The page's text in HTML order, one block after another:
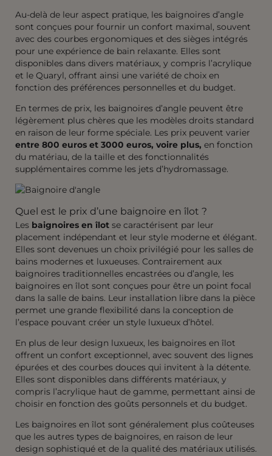
Au-delà de leur aspect pratique, les baignoires d’angle
sont conçues pour fournir un confort maximal, souvent
avec des courbes ergonomiques et des sièges intégrés
pour une expérience de bain relaxante. Elles sont
disponibles dans divers matériaux, y compris l’acrylique
et le Quaryl, offrant ainsi une variété de choix en
fonction des préférences personnelles et du budget.
En termes de prix, les baignoires d’angle peuvent être
légèrement plus chères que les modèles droits standard
en raison de leur forme spéciale. Les prix peuvent varier
entre 800 euros et 3000 euros, voire plus, en fonction
du matériau, de la taille et des fonctionnalités
supplémentaires comme les jets d’hydromassage.
Quel est le prix d’une baignoire en îlot ?
Les baignoires en îlot se caractérisent par leur
placement indépendant et leur style moderne et élégant.
Elles sont devenues un choix privilégié pour les salles de
bains modernes et luxueuses. Contrairement aux
baignoires traditionnelles encastrées ou d’angle, les
baignoires en îlot sont conçues pour être un point focal
dans la salle de bains. Leur installation libre dans la pièce
permet une grande flexibilité dans la conception de
l’espace pouvant créer un style luxueux d’hôtel.
En plus de leur design luxueux, les baignoires en îlot
offrent un confort exceptionnel, avec souvent des lignes
épurées et des courbes douces qui invitent à la détente.
Elles sont disponibles dans différents matériaux, y
compris l’acrylique haut de gamme, permettant ainsi de
choisir en fonction des goûts personnels et du budget.
Les baignoires en îlot sont généralement plus coûteuses
que les autres types de baignoires, en raison de leur
design sophistiqué et de la qualité des matériaux utilisés.